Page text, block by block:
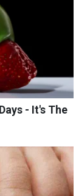
- It's The